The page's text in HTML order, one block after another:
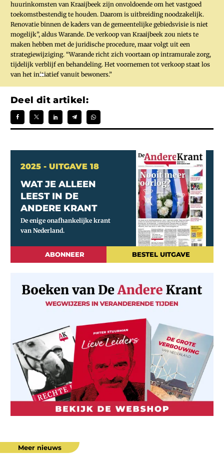
huurinkomsten van Kraaijbeek zijn onvoldoende om het vastgoed
toekomstbestendig te houden. Daarom is uitbreiding noodzakelijk.
Renovatie binnen de kaders van de gemeentelijke gebiedsvisie is niet
mogelijk”, aldus Warande. De verkoop van Kraaijbeek zou niets te
maken hebben met de juridische procedure, maar volgt uit een
strategiewijziging. “Warande richt zich voortaan op intramurale zorg,
tijdelijk verblijf en behandeling. Het voornemen tot verkoop staat los
van het initiatief vanuit bewoners.”
Deel dit artikel:
2025 - UITGAVE 18
WAT JE ALLEEN
LEEST IN DE
ANDERE KRANT
ABONNEER BESTEL UITGAVE
Meer nieuws